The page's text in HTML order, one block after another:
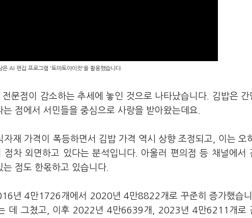
은 AI 편집 프로그램 '토마토아이컷'을 활용했습니다.
문점이 감소하는 추세에 놓인 것으로 나타났습니다. 김밥은 간
점에서 서민들을 중심으로 사랑을 받아왔는데요.
재 가격이 폭등하면서 김밥 가격 역시 상향 조정되고, 이는 오
차 외면하고 있다는 분석입니다. 아울러 편의점 등 채널에서
점도 한몫하고 있습니다.
년 4만1726개에서 2020년 4만8822개로 꾸준히 증가했습
데 그쳤고, 이후 2022년 4만6639개, 2023년 4만6211개로